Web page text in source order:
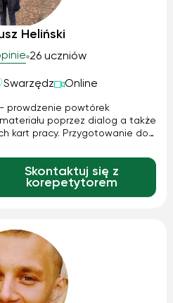
Heliński
26 uczniów
Swarzędz Online
prowdzenie powtórek
poprzez dialog a także
kart pracy. Przygotowanie do
arkuszy maturalnych i ich
oraz z różnorodnych
Skontaktuj się z
korepetytorem